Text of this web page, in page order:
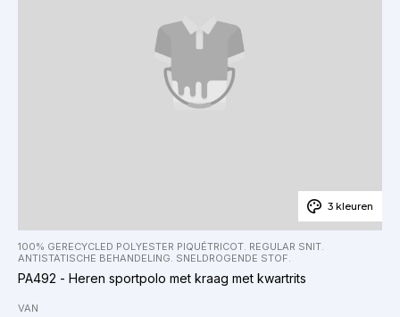
3 kleuren
100% GERECYCLED POLYESTER PIQUÉTRICOT. REGULAR SNIT.
ANTISTATISCHE BEHANDELING. SNELDROGENDE STOF.
PA492 - Heren sportpolo met kraag met kwartrits
VAN